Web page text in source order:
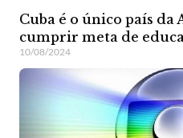
Cuba é o único país da
cumprir meta de
10/08/2024